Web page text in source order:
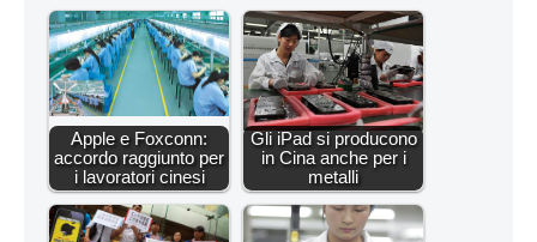
Apple e Foxconn:
accordo raggiunto per
i lavoratori cinesi
Gli iPad si producono
in Cina anche per i
metalli